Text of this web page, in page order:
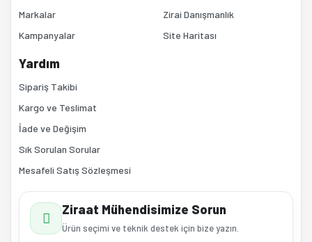
Gönder
Markalar
Kampanyalar
Zirai Danışmanlık
Site Haritası
Yardım
Sipariş Takibi
Kargo ve Teslimat
İade ve Değişim
Sık Sorulan Sorular
Mesafeli Satış Sözleşmesi
Ziraat Mühendisimize Sorun
Ürün seçimi ve teknik destek için bize yazın.